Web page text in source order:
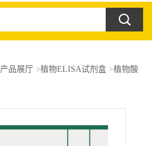
产品展厅>植物ELISA试剂盒>植物酸